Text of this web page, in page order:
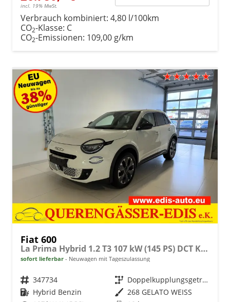
incl. 19% MwSt.
Verbrauch kombiniert: 4,80 l/100km
CO2-Klasse: C
CO2-Emissionen: 109,00 g/km
Fiat 600
La Prima Hybrid 1.2 T3 107 kW (145 PS) DCT Klimaautomatik, Massagesitz, Sitzheizung, elektrisch verstellbarer Fahrersitz, Radio, DAB, Apple CarPlay, Android Auto, Navigationssystem, 18 Zoll Leichtmetallfelgen, uvm.
sofort lieferbar Neuwagen mit Tageszulassung
Fahrzeugnr. 347734 Getriebe
Doppelkupplungsgetriebe (DSG)
Kraftstoff Hybrid Benzin Außenfarbe 268 GELATO WEISS